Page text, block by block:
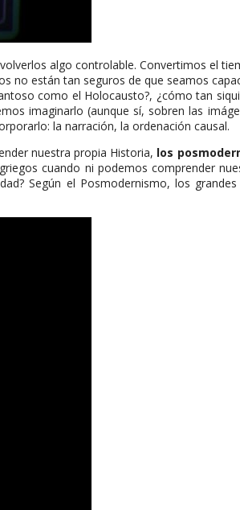
algo controlable. Convertimos el
no están tan seguros de que seamos
como el Holocausto?, ¿cómo tan
imaginarlo (aunque sí, sobren las
la narración, la ordenación causal.
nuestra propia Historia, los
cuando ni podemos comprender
Según el Posmodernismo, los